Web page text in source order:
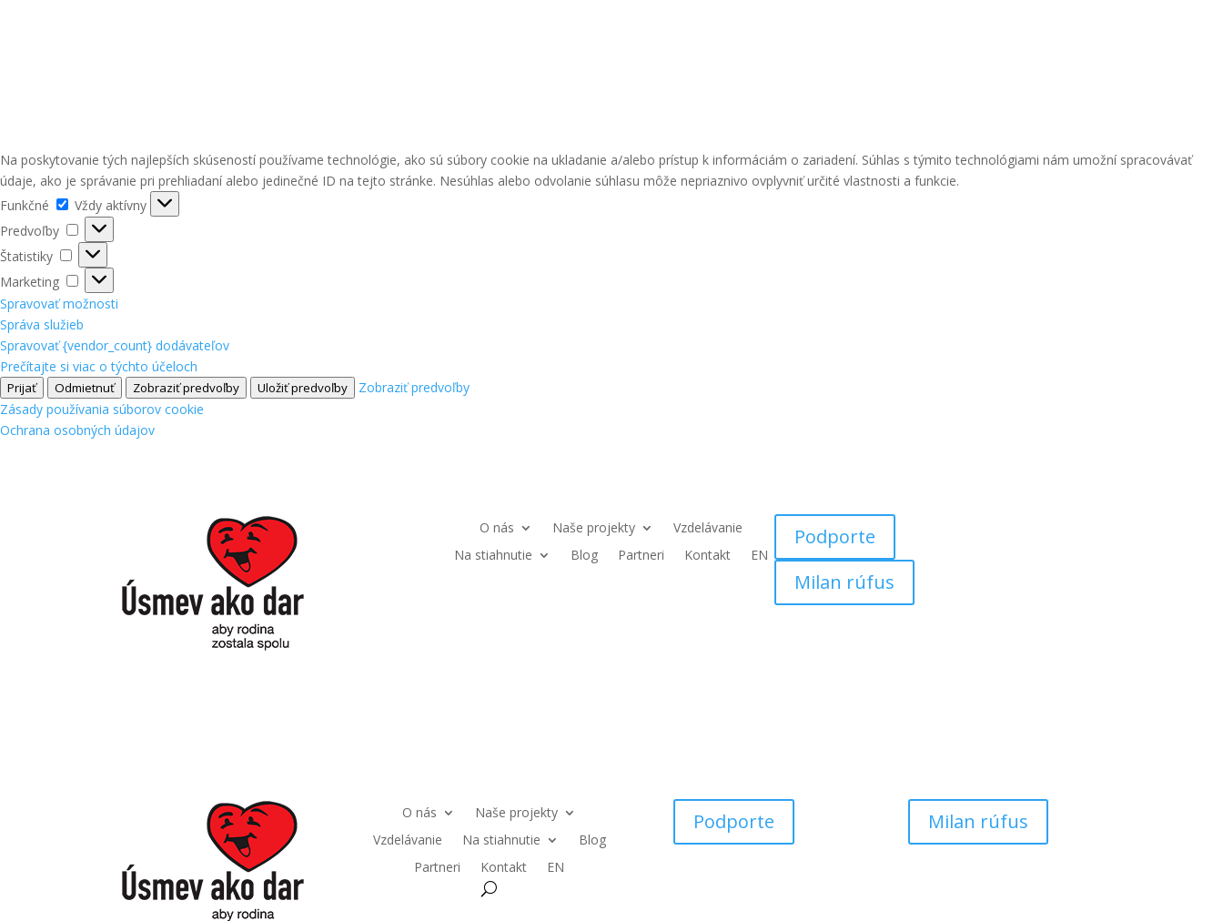
Na poskytovanie tých najlepších skúseností používame technológie, ako sú súbory cookie na ukladanie a/alebo prístup k informáciám o zariadení. Súhlas s týmito technológiami nám umožní spracovávať
údaje, ako je správanie pri prehliadaní alebo jedinečné ID na tejto stránke. Nesúhlas alebo odvolanie súhlasu môže nepriaznivo ovplyvniť určité vlastnosti a funkcie.
Funkčné
Funkčné
Vždy aktívny
Predvoľby
Predvoľby
Štatistiky
Štatistiky
Marketing
Marketing
Spravovať možnosti
Správa služieb
Spravovať {vendor_count} dodávateľov
Prečítajte si viac o týchto účeloch
Prijať Odmietnuť Zobraziť predvoľby Uložiť predvoľby
Zobraziť predvoľby
Zásady používania súborov cookie
Ochrana osobných údajov
O nás Naše projekty
Vzdelávanie
Na stiahnutie
Blog Partneri Kontakt EN
Podporte
Milan rúfus
O nás
Naše projekty
Vzdelávanie
Na stiahnutie
Blog
Partneri
Kontakt EN
Podporte Milan rúfus